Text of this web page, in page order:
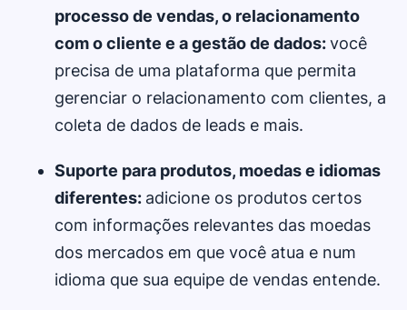
processo de vendas, o relacionamento
com o cliente e a gestão de dados:você
precisa de uma plataforma que permita
gerenciar o relacionamento com clientes, a
coleta de dados de leads e mais.
Suporte para produtos, moedas e idiomas
diferentes: adicione os produtos certos
com informações relevantes das moedas
dos mercados em que você atua e num
idioma que sua equipe de vendas entende.